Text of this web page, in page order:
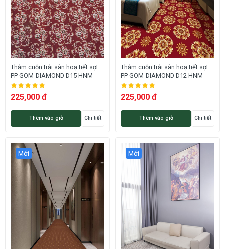
Thảm cuộn trải sàn hoạ tiết sợi
PP GOM-DIAMOND D15 HNM
225,000 đ
Thêm vào giỏ Chi tiết
Thảm cuộn trải sàn hoạ tiết sợi
PP GOM-DIAMOND D12 HNM
225,000 đ
Thêm vào giỏ Chi tiết
Mới Mới